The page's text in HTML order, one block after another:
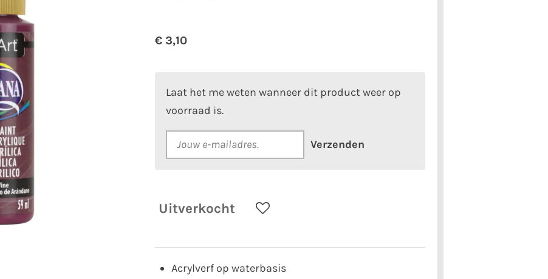
€ 3,10
Laat het me weten wanneer dit product weer op
voorraad is.
Verzenden
Uitverkocht
Acrylverf op waterbasis